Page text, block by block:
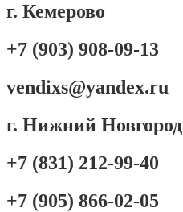
г. Кемерово
+7 (903) 908-09-13
vendixs@yandex.ru
г. Нижний Новгород
+7 (831) 212-99-40
+7 (905) 866-02-05